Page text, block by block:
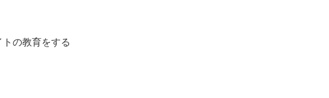
の教育をする